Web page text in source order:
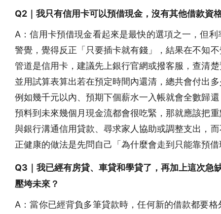
Q2｜我只有信用卡可以預借現金，沒有其他借款資
A：信用卡預借現金看起來是最快的選項之一，但
警覺，覺得反正「只要插卡就有錢」，結果在不知
管道是信用卡，建議先上銀行官網或撥客服，查清
並用試算表算出若在預定時間內還清，總共會付出
例如幾千元以內、預期下個薪水一入帳就會全數歸
預料到未來幾個月現金流都會很吃緊，那就應該把
與銀行溝通信用貸款、尋求家人協助或調整支出，
正健康的做法是先問自己「為什麼會走到只能靠預
Q3｜我已經有房貸、車貸和學貸了，再加上這次急
壓垮未來？
A：當你已經背負多筆貸款時，任何新的借款都要